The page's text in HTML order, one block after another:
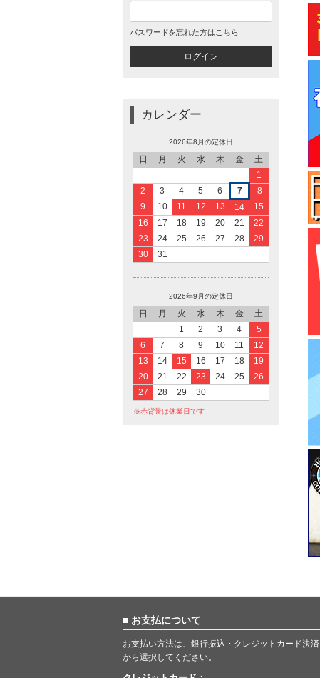
パスワードを忘れた方はこちら
カレンダー
2026年8月の定休日
日 月 火 水 木 金
土
1
2
3 4 5 6 7
8
9
10 11 12 13 14
15
16
17 18 19 20 21
22
23
24 25 26 27 28
29
30
31
2026年9月の定休日
日 月 火 水 木 金
土
1
2 3 4
5
6
7 8 9 10 11
12
13
14 15 16 17 18
19
20
21 22 23 24 25
26
27
28 29 30
※赤背景は休業日です
■ お支払について
お支払い方法は、銀行振込・クレジットカード決済
から選択してください。